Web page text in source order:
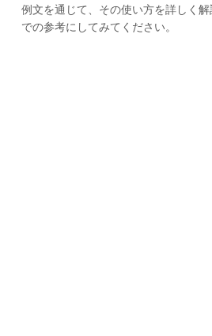
例文を通じて、その使い方を詳しく
での参考にしてみてください。